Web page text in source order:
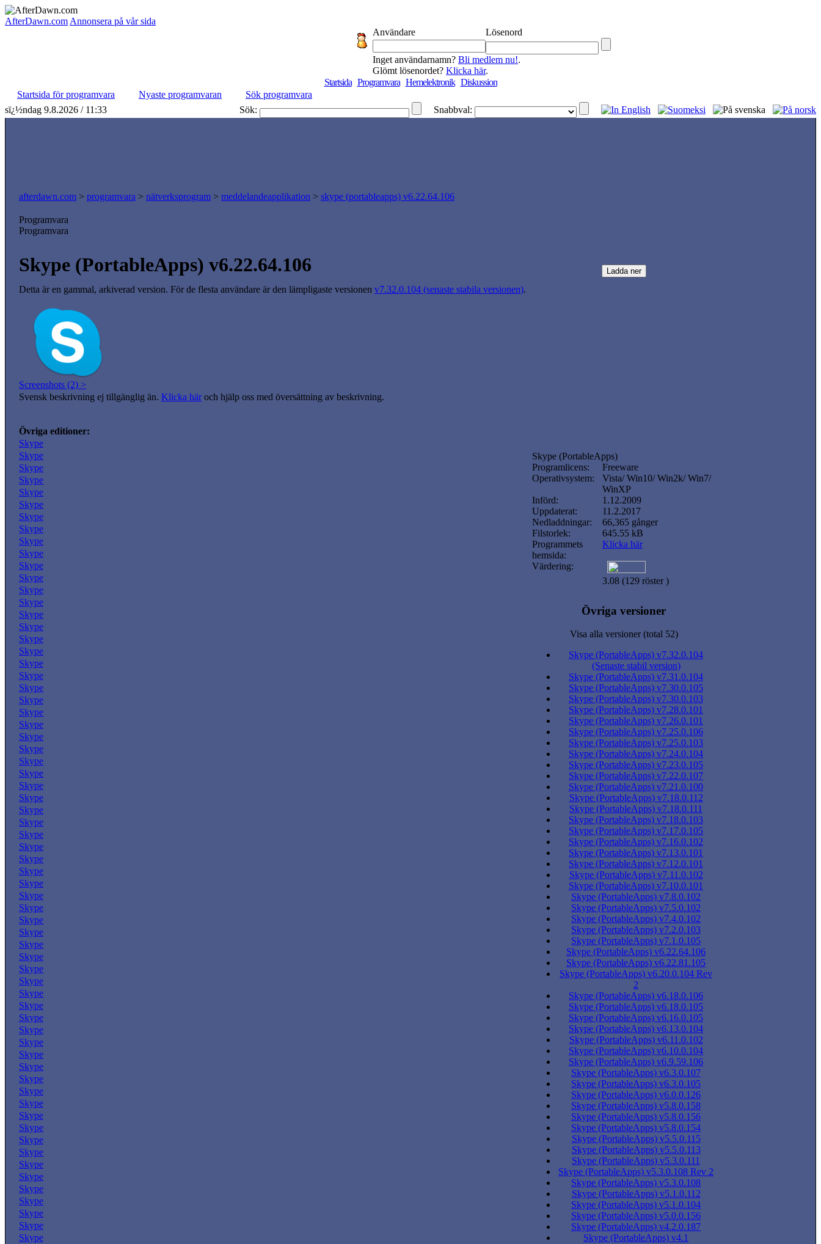
AfterDawn.com Annonsera på vår sida
Användare
Lösenord
Inget användarnamn? Bli medlem nu!.
Glömt lösenordet? Klicka här.
Startsida Programvara Hemelektronik Diskussion
Startsida för programvara
Nyaste programvaran
Sök programvara
sï¿½ndag 9.8.2026 / 11:33
Sök: Snabbval:
afterdawn.com > programvara > nätverksprogram > meddelandeapplikation > skype (portableapps) v6.22.64.106
Programvara
Programvara
Skype (PortableApps) v6.22.64.106
Detta är en gammal, arkiverad version. För de flesta användare är den lämpligaste versionen v7.32.0.104 (senaste stabila versionen).
Screenshots (2) >
Svensk beskrivning ej tillgänglig än. Klicka här och hjälp oss med översättning av beskrivning.
Övriga editioner:
Skype
Skype
Skype
Skype
Skype
Skype
Skype
Skype
Skype
Skype
Skype
Skype
Skype
Skype
Skype
Skype
Skype
Skype
Skype
Skype
Skype
Skype
Skype
Skype
Skype
Skype
Skype
Skype
Skype
Skype
Skype
Skype
Skype
Skype
Skype
Skype
Skype
Skype
Skype
Skype
Skype
Skype
Skype
Skype
Skype
Skype
Skype
Skype
Skype
Skype
Skype
Skype
Skype
Skype
Skype
Skype
Skype
Skype
Skype
Skype
Skype
Skype
Skype
Skype
Skype
Skype
Skype (PortableApps)
Programlicens:
Freeware
Operativsystem:
Vista/ Win10/ Win2k/ Win7/
WinXP
Införd:
1.12.2009
Uppdaterat:
11.2.2017
Nedladdningar:
66,365 gånger
Filstorlek:
645.55 kB
Programmets
hemsida:
Klicka här
Värdering:
3.08 (129 röster )
Övriga versioner
Visa alla versioner (total 52)
Skype (PortableApps) v7.32.0.104
(Senaste stabil version)
Skype (PortableApps) v7.31.0.104
Skype (PortableApps) v7.30.0.105
Skype (PortableApps) v7.30.0.103
Skype (PortableApps) v7.28.0.101
Skype (PortableApps) v7.26.0.101
Skype (PortableApps) v7.25.0.106
Skype (PortableApps) v7.25.0.103
Skype (PortableApps) v7.24.0.104
Skype (PortableApps) v7.23.0.105
Skype (PortableApps) v7.22.0.107
Skype (PortableApps) v7.21.0.100
Skype (PortableApps) v7.18.0.112
Skype (PortableApps) v7.18.0.111
Skype (PortableApps) v7.18.0.103
Skype (PortableApps) v7.17.0.105
Skype (PortableApps) v7.16.0.102
Skype (PortableApps) v7.13.0.101
Skype (PortableApps) v7.12.0.101
Skype (PortableApps) v7.11.0.102
Skype (PortableApps) v7.10.0.101
Skype (PortableApps) v7.8.0.102
Skype (PortableApps) v7.5.0.102
Skype (PortableApps) v7.4.0.102
Skype (PortableApps) v7.2.0.103
Skype (PortableApps) v7.1.0.105
Skype (PortableApps) v6.22.64.106
Skype (PortableApps) v6.22.81.105
Skype (PortableApps) v6.20.0.104 Rev
2
Skype (PortableApps) v6.18.0.106
Skype (PortableApps) v6.18.0.105
Skype (PortableApps) v6.16.0.105
Skype (PortableApps) v6.13.0.104
Skype (PortableApps) v6.11.0.102
Skype (PortableApps) v6.10.0.104
Skype (PortableApps) v6.9.59.106
Skype (PortableApps) v6.3.0.107
Skype (PortableApps) v6.3.0.105
Skype (PortableApps) v6.0.0.126
Skype (PortableApps) v5.8.0.158
Skype (PortableApps) v5.8.0.156
Skype (PortableApps) v5.8.0.154
Skype (PortableApps) v5.5.0.115
Skype (PortableApps) v5.5.0.113
Skype (PortableApps) v5.3.0.111
Skype (PortableApps) v5.3.0.108 Rev 2
Skype (PortableApps) v5.3.0.108
Skype (PortableApps) v5.1.0.112
Skype (PortableApps) v5.1.0.104
Skype (PortableApps) v5.0.0.156
Skype (PortableApps) v4.2.0.187
Skype (PortableApps) v4.1